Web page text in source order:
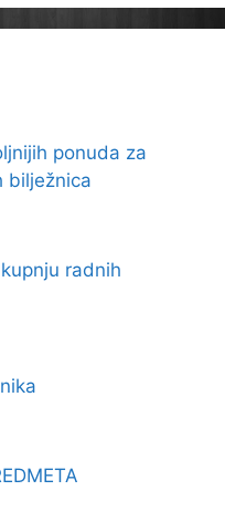
ponuda za
bilježnica
radnih